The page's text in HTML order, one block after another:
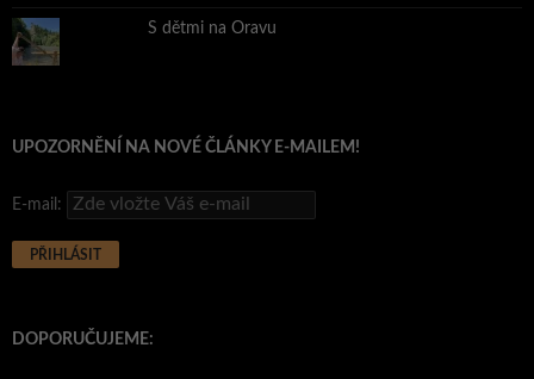
S dětmi na Oravu
UPOZORNĚNÍ NA NOVÉ ČLÁNKY E-MAILEM!
E-mail:
DOPORUČUJEME: